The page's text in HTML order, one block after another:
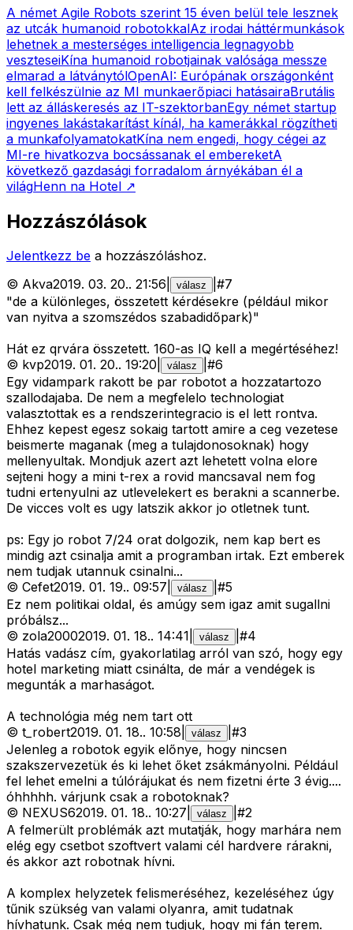
A német Agile Robots szerint 15 éven belül tele lesznek
az utcák humanoid robotokkalAz irodai háttérmunkások
lehetnek a mesterséges intelligencia legnagyobb
veszteseiKína humanoid robotjainak valósága messze
elmarad a látványtólOpenAI: Európának országonként
kell felkészülnie az MI munkaerőpiaci hatásairaBrutális
lett az álláskeresés az IT-szektorbanEgy német startup
ingyenes lakástakarítást kínál, ha kamerákkal rögzítheti
a munkafolyamatokatKína nem engedi, hogy cégei az
MI-re hivatkozva bocsássanak el embereketA
következő gazdasági forradalom árnyékában él a
világHenn na Hotel ↗
Hozzászólások
Jelentkezz be a hozzászóláshoz.
© Akva2019. 03. 20.. 21:56 válasz #7
"de a különleges, összetett kérdésekre (például mikor
van nyitva a szomszédos szabadidőpark)"
Hát ez qrvára összetett. 160-as IQ kell a megértéséhez!
© kvp2019. 01. 20.. 19:20 válasz #6
Egy vidampark rakott be par robotot a hozzatartozo
szallodajaba. De nem a megfelelo technologiat
valasztottak es a rendszerintegracio is el lett rontva.
Ehhez kepest egesz sokaig tartott amire a ceg vezetese
beismerte maganak (meg a tulajdonosoknak) hogy
mellenyultak. Mondjuk azert azt lehetett volna elore
sejteni hogy a mini t-rex a rovid mancsaval nem fog
tudni ertenyulni az utlevelekert es berakni a scannerbe.
De vicces volt es ugy latszik akkor jo otletnek tunt.
ps: Egy jo robot 7/24 orat dolgozik, nem kap bert es
mindig azt csinalja amit a programban irtak. Ezt emberek
nem tudjak utannuk csinalni...
© Cefet2019. 01. 19.. 09:57 válasz #5
Ez nem politikai oldal, és amúgy sem igaz amit sugallni
próbálsz...
© zola20002019. 01. 18.. 14:41 válasz #4
Hatás vadász cím, gyakorlatilag arról van szó, hogy egy
hotel marketing miatt csinálta, de már a vendégek is
megunták a marhaságot.
A technológia még nem tart ott
© t_robert2019. 01. 18.. 10:58 válasz #3
Jelenleg a robotok egyik előnye, hogy nincsen
szakszervezetük és ki lehet őket zsákmányolni. Például
fel lehet emelni a túlórájukat és nem fizetni érte 3 évig....
óhhhhh. várjunk csak a robotoknak?
© NEXUS62019. 01. 18.. 10:27 válasz #2
A felmerült problémák azt mutatják, hogy marhára nem
elég egy csetbot szoftvert valami cél hardvere rárakni,
és akkor azt robotnak hívni.
A komplex helyzetek felismeréséhez, kezeléséhez úgy
tűnik szükség van valami olyanra, amit tudatnak
hívhatunk. Csak még nem tudjuk, hogy mi fán terem.